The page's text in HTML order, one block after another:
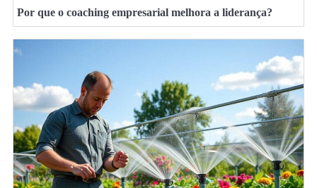
Por que o coaching empresarial melhora a liderança?